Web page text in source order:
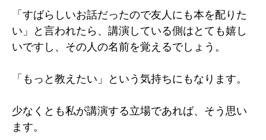
「すばらしいお話だったので友人にも本を配りた
い」と言われたら、講演している側はとても嬉し
いですし、その人の名前を覚えるでしょう。
「もっと教えたい」という気持ちにもなります。
少なくとも私が講演する立場であれば、そう思い
ます。